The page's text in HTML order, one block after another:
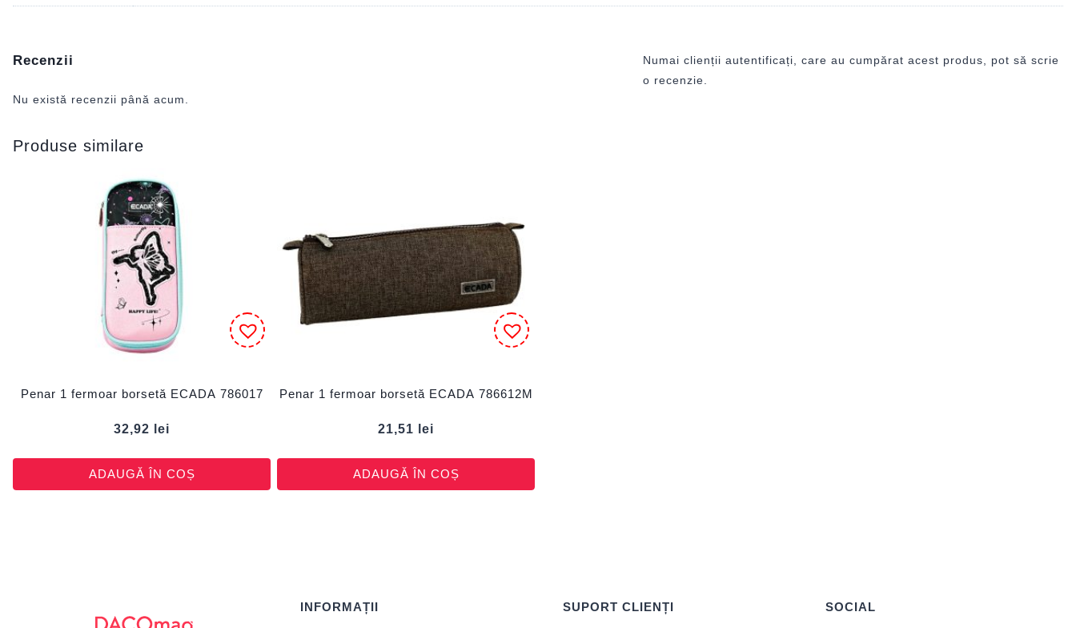
Recenzii
Nu există recenzii până acum.
Numai clienții autentificați, care au cumpărat acest produs, pot să scrie
o recenzie.
Produse similare
Penar 1 fermoar borsetă ECADA 786017
32,92 lei
ADAUGĂ ÎN COȘ
Penar 1 fermoar borsetă ECADA 786612M
21,51 lei
ADAUGĂ ÎN COȘ
INFORMAȚII SUPORT CLIENȚI SOCIAL